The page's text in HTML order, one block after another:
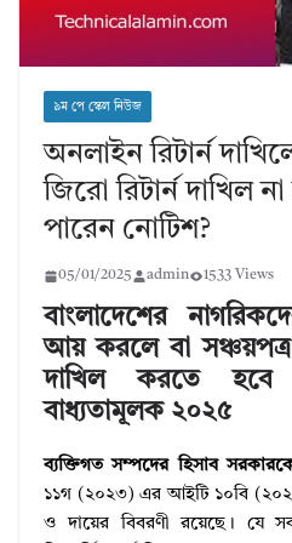
৯ম পে স্কেল নিউজ
অনলাইন রিটার্ন
জিরো রিটার্ন দাখিল
পারেন নোটিশ?
05/01/2025 admin 1533 Views
বাংলাদেশের
আয় করলে বা সঞ্চয়পত্র
দাখিল করতে হবে
বাধ্যতামূলক ২০২৫
ব্যক্তিগত সম্পদের হিসাব
১১গ (২০২৩) এর আইটি ১০বি
ও দায়ের বিবরণী রয়েছে। যে